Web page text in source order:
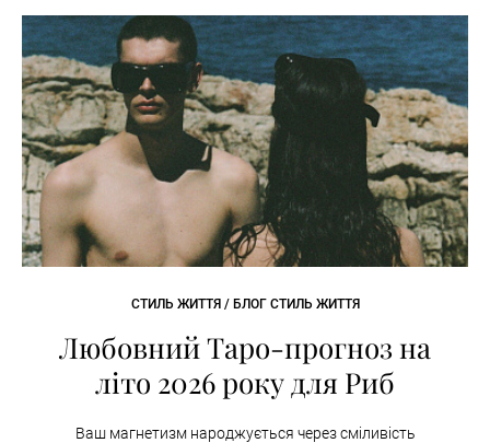
СТИЛЬ ЖИТТЯ / БЛОГ СТИЛЬ ЖИТТЯ
Любовний Таро-прогноз на
літо 2026 року для Риб
Ваш магнетизм народжується через сміливість